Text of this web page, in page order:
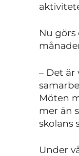
Nu
– Det är
Möten
mer än
skolans
Under